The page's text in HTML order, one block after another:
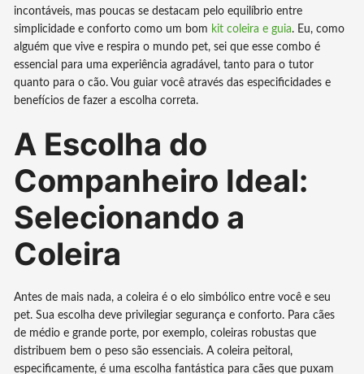
incontáveis, mas poucas se destacam pelo equilíbrio entre
simplicidade e conforto como um bom kit coleira e guia. Eu, como
alguém que vive e respira o mundo pet, sei que esse combo é
essencial para uma experiência agradável, tanto para o tutor
quanto para o cão. Vou guiar você através das especificidades e
benefícios de fazer a escolha correta.
A Escolha do
Companheiro Ideal:
Selecionando a
Coleira
Antes de mais nada, a coleira é o elo simbólico entre você e seu
pet. Sua escolha deve privilegiar segurança e conforto. Para cães
de médio e grande porte, por exemplo, coleiras robustas que
distribuem bem o peso são essenciais. A coleira peitoral,
especificamente, é uma escolha fantástica para cães que puxam